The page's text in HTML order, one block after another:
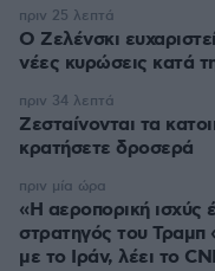
Ο Ζελένσκι
νέες κυρώσεις κατά
πριν 25 λεπτά
Ζεσταίνονται τα
κρατήσετε δροσερά
πριν 34 λεπτά
«Η αεροπορική ισχύς
στρατηγός του Τραμπ
με το Ιράν, λέει το
πριν μία ώρα